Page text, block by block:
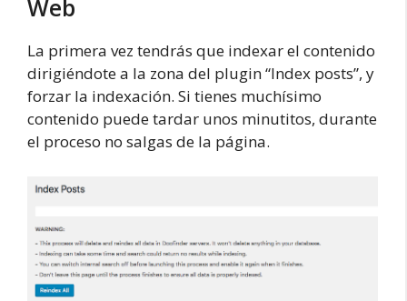
Web
La primera vez tendrás que indexar el contenido
dirigiéndote a la zona del plugin “Index posts”, y
forzar la indexación. Si tienes muchísimo
contenido puede tardar unos minutitos, durante
el proceso no salgas de la página.